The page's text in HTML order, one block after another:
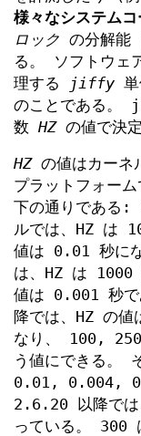
様々なシステム
ロック の分解
る。 ソフトウェ
理する
jiffy
のことである。
数 HZの値で決定
HZの値はカーネ
プラットフォー
下の通りである
ルでは、HZ は
値は 0.01 秒に
は、HZ は
値は 0.001 秒
降では、HZ の値
なり、 100,
う値にできる
0.01, 0.004,
2.6.20 以降では
っている。 300